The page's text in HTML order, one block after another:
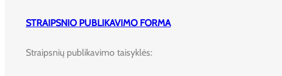
STRAIPSNIO PUBLIKAVIMO FORMA
Straipsnių publikavimo taisyklės: